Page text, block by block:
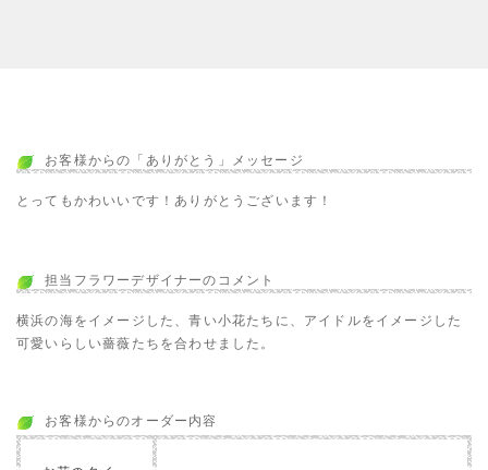
お客様からの「ありがとう」メッセージ
とってもかわいいです！ありがとうございます！
担当フラワーデザイナーのコメント
横浜の海をイメージした、青い小花たちに、アイドルをイメージした
可愛いらしい薔薇たちを合わせました。
お客様からのオーダー内容